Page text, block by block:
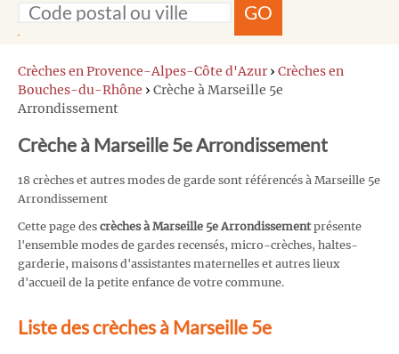
GO
Crèches en Provence-Alpes-Côte d'Azur › Crèches en
Bouches-du-Rhône › Crèche à Marseille 5e
Arrondissement
Crèche à Marseille 5e Arrondissement
18 crèches et autres modes de garde sont référencés à Marseille 5e
Arrondissement
Cette page des crèches à Marseille 5e Arrondissementprésente
l'ensemble modes de gardes recensés, micro-crèches, haltes-
garderie, maisons d'assistantes maternelles et autres lieux
d'accueil de la petite enfance de votre commune.
Liste des crèches à Marseille 5e